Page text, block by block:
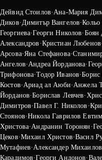
Дейвид Стоилов· Ана-Мария
Диков· Димитър Вангелов·
Георгиева·Георги Николов· Боян
Александров ·Кристиан Любенов
Арсова· Яна Стефанова·
Ангелов· Андреа Йорданова·
Трифонова·Тодор Иванов·Борис
Костов· Ариад ал Аюби· Анжела
Йорданов·Борислав Левчев·
Димитров·Павел Г. Николов ·
Стоянов·Никола Гаврилов
Христова· Андранин Торонян ·
Цеков·Михаил Христов·Васил
Мутафиев· Александер Михаилов
Карадимов·Георги Андонов·